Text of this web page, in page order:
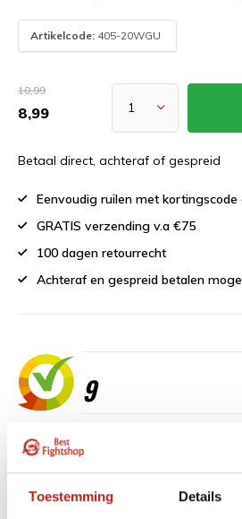
Toestemming Details
Artikelcode: 405-20WGU
10,99
8,99
Betaal direct, achteraf of gespreid
Eenvoudig ruilen met
GRATIS verzending v.a €75
100 dagen retourrecht
Achteraf en gespreid betalen
9
“Goede service , zeer correcte
materiaal.”
Beschikbaar in de volgende